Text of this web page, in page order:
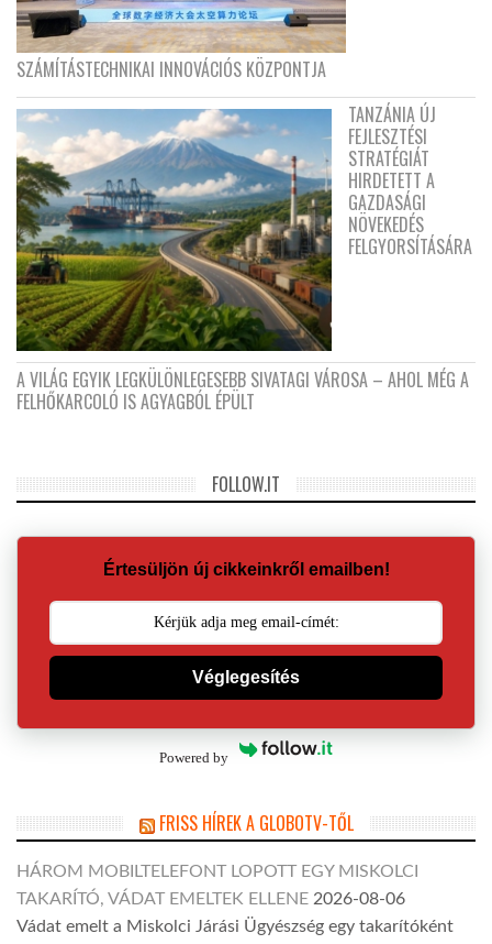
SZÁMÍTÁSTECHNIKAI INNOVÁCIÓS KÖZPONTJA
TANZÁNIA ÚJ
FEJLESZTÉSI
STRATÉGIÁT
HIRDETETT A
GAZDASÁGI
NÖVEKEDÉS
FELGYORSÍTÁSÁRA
A VILÁG EGYIK LEGKÜLÖNLEGESEBB SIVATAGI VÁROSA – AHOL MÉG A
FELHŐKARCOLÓ IS AGYAGBÓL ÉPÜLT
FOLLOW.IT
Értesüljön új cikkeinkről emailben!
Véglegesítés
Powered by
FRISS HÍREK A GLOBOTV-TŐL
HÁROM MOBILTELEFONT LOPOTT EGY MISKOLCI
TAKARÍTÓ, VÁDAT EMELTEK ELLENE 2026-08-06
Vádat emelt a Miskolci Járási Ügyészség egy takarítóként